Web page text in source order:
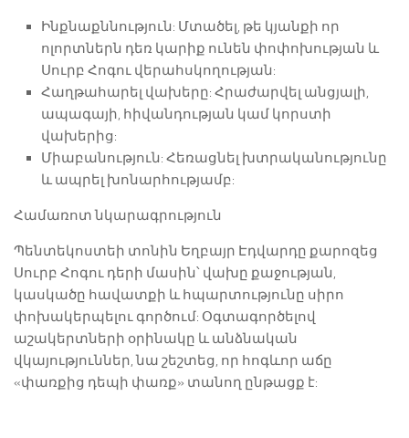
Ինքնաքննություն: Մտածել, թե կյանքի որ
ոլորտներն դեռ կարիք ունեն փոփոխության և
Սուրբ Հոգու վերահսկողության:
Հաղթահարել վախերը: Հրաժարվել անցյալի,
ապագայի, հիվանդության կամ կորստի
վախերից:
Միաբանություն: Հեռացնել խտրականությունը
և ապրել խոնարհությամբ:
Համառոտ նկարագրություն
Պենտեկոստեի տոնին Եղբայր Էդվարդը քարոզեց
Սուրբ Հոգու դերի մասին՝ վախը քաջության,
կասկածը հավատքի և հպարտությունը սիրո
փոխակերպելու գործում: Օգտագործելով
աշակերտների օրինակը և անձնական
վկայություններ, նա շեշտեց, որ հոգևոր աճը
«փառքից դեպի փառք» տանող ընթացք է: